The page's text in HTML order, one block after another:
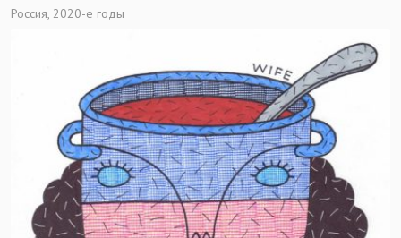
Россия, 2020-е годы